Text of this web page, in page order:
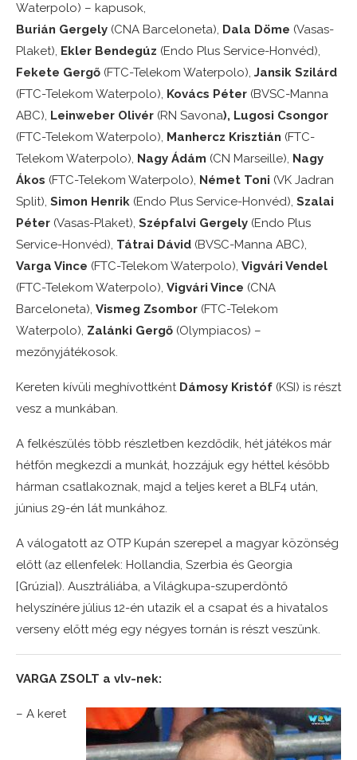
Waterpolo) – kapusok,
Burián Gergely (CNA Barceloneta), Dala Döme (Vasas-
Plaket), Ekler Bendegúz (Endo Plus Service-Honvéd),
Fekete Gergő (FTC-Telekom Waterpolo), Jansik Szilárd
(FTC-Telekom Waterpolo), Kovács Péter (BVSC-Manna
ABC), Leinweber Olivér (RN Savona), Lugosi Csongor
(FTC-Telekom Waterpolo), Manhercz Krisztián (FTC-
Telekom Waterpolo), Nagy Ádám (CN Marseille), Nagy
Ákos (FTC-Telekom Waterpolo), Német Toni (VK Jadran
Split), Simon Henrik (Endo Plus Service-Honvéd), Szalai
Péter (Vasas-Plaket), Szépfalvi Gergely (Endo Plus
Service-Honvéd), Tátrai Dávid (BVSC-Manna ABC),
Varga Vince (FTC-Telekom Waterpolo), Vigvári Vendel
(FTC-Telekom Waterpolo), Vigvári Vince (CNA
Barceloneta), Vismeg Zsombor (FTC-Telekom
Waterpolo), Zalánki Gergő (Olympiacos) –
mezőnyjátékosok.
Kereten kívüli meghívottként Dámosy Kristóf (KSI) is részt
vesz a munkában.
A felkészülés több részletben kezdődik, hét játékos már
hétfőn megkezdi a munkát, hozzájuk egy héttel később
hárman csatlakoznak, majd a teljes keret a BLF4 után,
június 29-én lát munkához.
A válogatott az OTP Kupán szerepel a magyar közönség
előtt (az ellenfelek: Hollandia, Szerbia és Georgia
[Grúzia]). Ausztráliába, a Világkupa-szuperdöntő
helyszínére július 12-én utazik el a csapat és a hivatalos
verseny előtt még egy négyes tornán is részt veszünk.
VARGA ZSOLT a vlv-nek:
– A keret